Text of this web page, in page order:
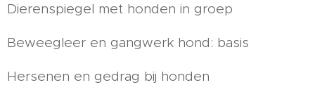
Dierenspiegel met honden in groep
Beweegleer en gangwerk hond: basis
Hersenen en gedrag bij honden